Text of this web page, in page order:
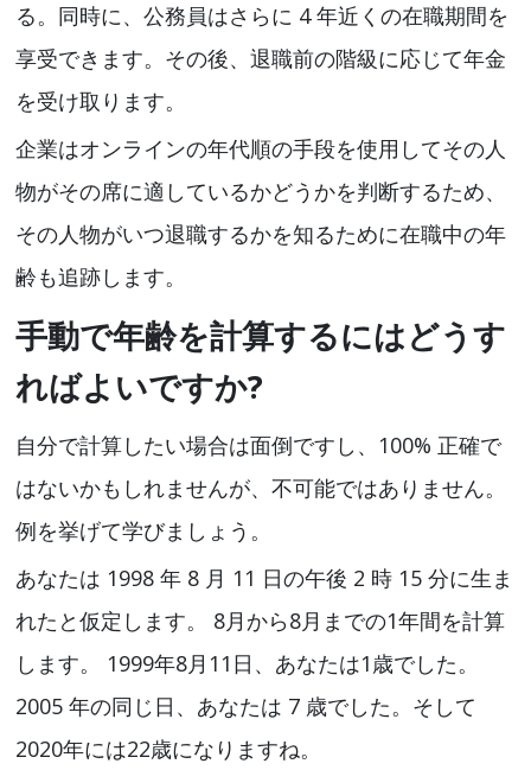
る。同時に、公務員はさらに 4 年近くの在職期間を
享受できます。その後、退職前の階級に応じて年金
を受け取ります。
企業はオンラインの年代順の手段を使用してその人
物がその席に適しているかどうかを判断するため、
その人物がいつ退職するかを知るために在職中の年
齢も追跡します。
手動で年齢を計算するにはどうす
ればよいですか?
自分で計算したい場合は面倒ですし、100% 正確で
はないかもしれませんが、不可能ではありません。
例を挙げて学びましょう。
あなたは 1998 年 8 月 11 日の午後 2 時 15 分に生ま
れたと仮定します。 8月から8月までの1年間を計算
します。 1999年8月11日、あなたは1歳でした。
2005 年の同じ日、あなたは 7 歳でした。そして
2020年には22歳になりますね。